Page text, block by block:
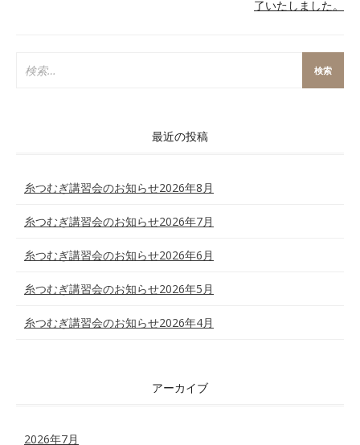
ビ
ョ
了いたしました。
索:
最近の投稿
糸つむぎ講習会のお知らせ2026年8月
糸つむぎ講習会のお知らせ2026年7月
糸つむぎ講習会のお知らせ2026年6月
糸つむぎ講習会のお知らせ2026年5月
糸つむぎ講習会のお知らせ2026年4月
アーカイブ
2026年7月